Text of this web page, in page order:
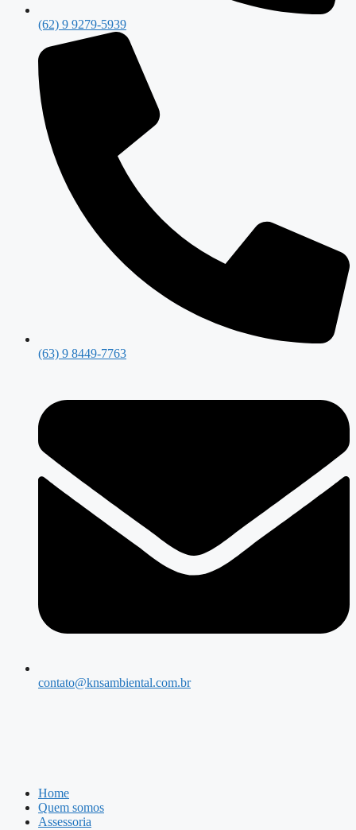
(62) 9 9279-5939
(63) 9 8449-7763
contato@knsambiental.com.br
Home
Quem somos
Assessoria